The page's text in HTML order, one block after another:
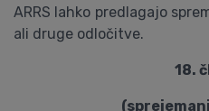
ARRS lahko predlagajo
ali druge odločitve.
18.